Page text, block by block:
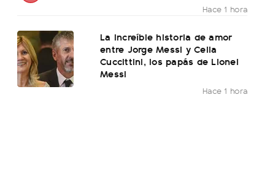
Hace 1 hora
La increíble historia de amor
entre Jorge Messi y Celia
Cuccittini, los papás de Lionel
Messi
Hace 1 hora